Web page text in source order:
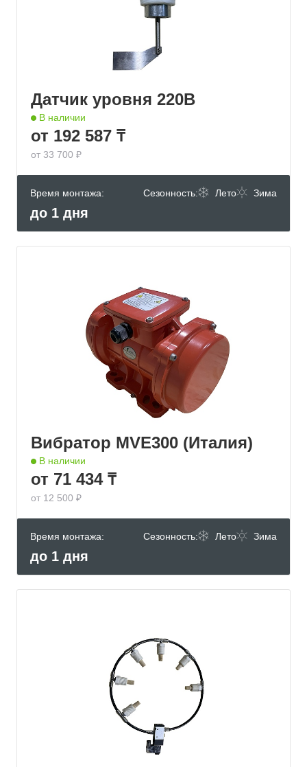
Датчик уровня 220В
В наличии
от 192 587 ₸
от 33 700 ₽
Время монтажа:
до 1 дня
Сезонность: Лето Зима
Вибратор MVE300 (Италия)
В наличии
от 71 434 ₸
от 12 500 ₽
Время монтажа:
до 1 дня
Сезонность: Лето Зима